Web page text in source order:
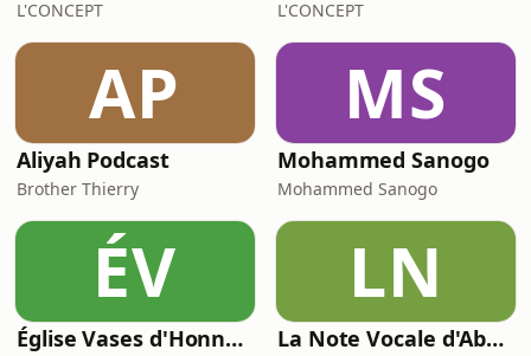
L'CONCEPT L'CONCEPT
AP
Aliyah Podcast
Brother Thierry
MS
Mohammed Sanogo
Mohammed Sanogo
ÉV
Église Vases d'Honneur
LN
La Note Vocale d'Abena